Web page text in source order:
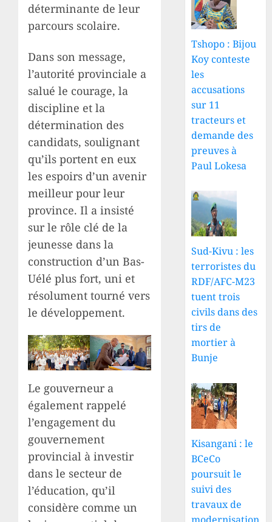
déterminante de leur
parcours scolaire.
Dans son message,
l’autorité provinciale a
salué le courage, la
discipline et la
détermination des
candidats, soulignant
qu’ils portent en eux
les espoirs d’un avenir
meilleur pour leur
province. Il a insisté
sur le rôle clé de la
jeunesse dans la
construction d’un Bas-
Uélé plus fort, uni et
résolument tourné vers
le développement.
Le gouverneur a
également rappelé
l’engagement du
gouvernement
provincial à investir
dans le secteur de
l’éducation, qu’il
considère comme un
Tshopo : Bijou
Koy conteste
les
accusations
sur 11
tracteurs et
demande des
preuves à
Paul Lokesa
Sud-Kivu : les
terroristes du
RDF/AFC-M23
tuent trois
civils dans des
tirs de
mortier à
Bunje
Kisangani : le
BCeCo
poursuit le
suivi des
travaux de